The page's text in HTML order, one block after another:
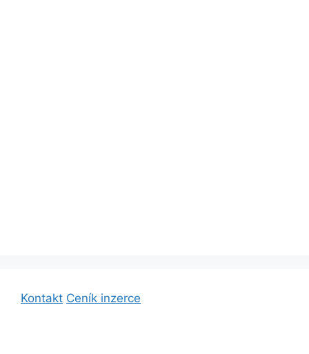
Kontakt Ceník inzerce